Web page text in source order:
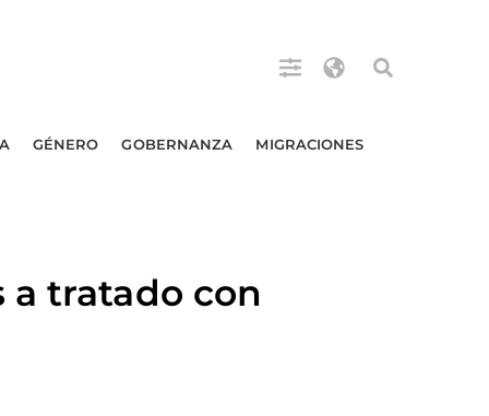
GÉNERO GOBERNANZA MIGRACIONES
a tratado con